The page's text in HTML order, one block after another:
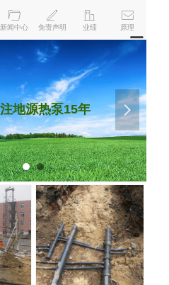
ꄁ
新闻中心
ꄅ
免责声明
ꀶ
业绩
ꂘ
原理
地源热泵15年 넲
끀